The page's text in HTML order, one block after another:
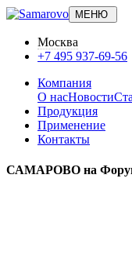
МЕНЮ
Москва
+7 495 937-69-56
Компания
О насНовости
Продукция
Применение
Контакты
САМАРОВО на